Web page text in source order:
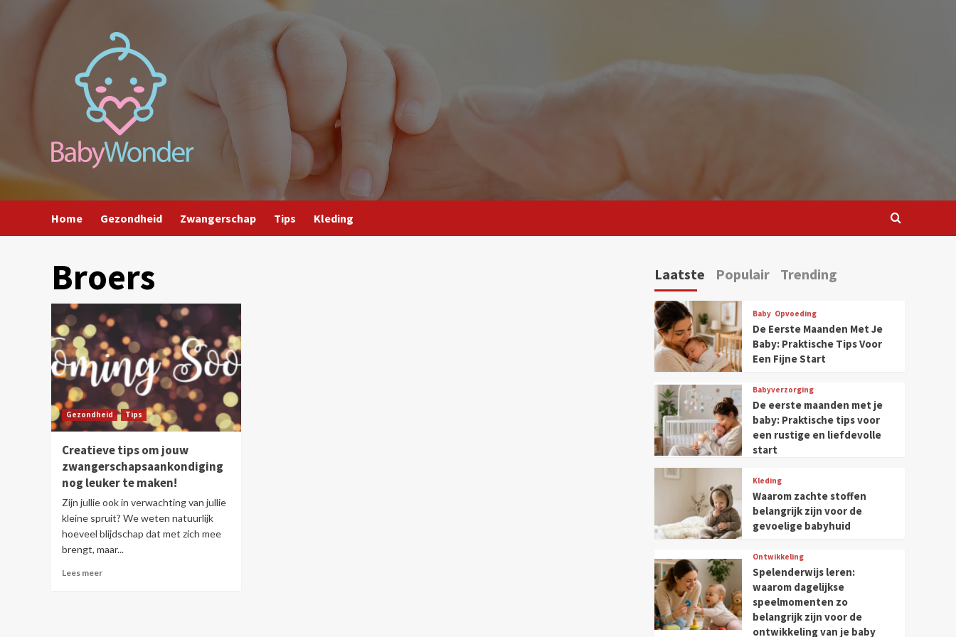
Home Gezondheid Zwangerschap Tips Kleding
Broers
Gezondheid Tips
Creatieve tips om jouw
zwangerschapsaankondiging
nog leuker te maken!
Zijn jullie ook in verwachting van jullie
kleine spruit? We weten natuurlijk
hoeveel blijdschap dat met zich mee
brengt, maar...
Lees meer
Laatste Populair Trending
Baby Opvoeding
De Eerste Maanden Met Je
Baby: Praktische Tips Voor
Een Fijne Start
Babyverzorging
De eerste maanden met je
baby: Praktische tips voor
een rustige en liefdevolle
start
Kleding
Waarom zachte stoffen
belangrijk zijn voor de
gevoelige babyhuid
Ontwikkeling
Spelenderwijs leren:
waarom dagelijkse
speelmomenten zo
belangrijk zijn voor de
ontwikkeling van je baby